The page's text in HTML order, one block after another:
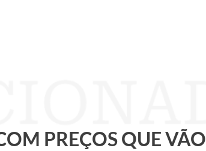
PREÇOS QUE